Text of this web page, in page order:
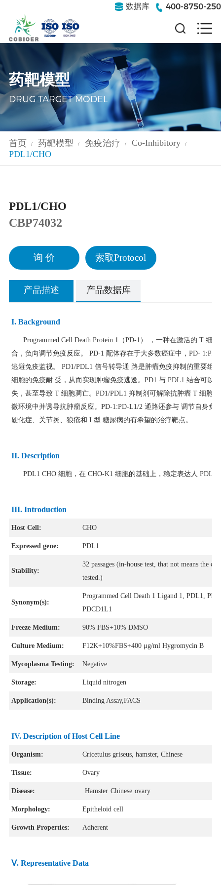
数据库 400-8750-250
药靶模型
DRUG TARGET MODEL
首页 / 药靶模型 / 免疫治疗 / Co-Inhibitory /
PDL1/CHO
PDL1/CHO
CBP74032
询 价 索取Protocol
产品描述 产品数据库
I. Background
Programmed Cell Death Protein 1（PD-1） ，一种在激活的 T 细
合，负向调节免疫反应。 PD-1 配体存在于大多数癌症中，PD-
逃避免疫监视。 PD1/PDL1 信号转导通 路是肿瘤免疫抑制的重要组
细胞的免疫耐 受，从而实现肿瘤免疫逃逸。PD1 与 PDL1 结合可以
失，甚至导致 T 细胞凋亡。PD1/PDL1 抑制剂可解除抗肿瘤 T 细胞
微环境中并诱导抗肿瘤反应。PD-1:PD-L1/2 通路还参与 调节自身免
硬化症、关节炎、狼疮和 I 型 糖尿病的有希望的治疗靶点。
II. Description
PDL1 CHO 细胞，在 CHO-K1 细胞的基础上，稳定表达人 PDL1
III. Introduction
Host Cell: CHO
Expressed gene: PDL1
Stability:
32 passages (in-house test, that not means the
tested.)
Synonym(s):
Programmed Cell Death 1 Ligand 1, PDL1,
PDCD1L1
Freeze Medium: 90% FBS+10% DMSO
Culture Medium: F12K+10%FBS+400 μg/ml Hygromycin B
Mycoplasma Testing: Negative
Storage: Liquid nitrogen
Application(s): Binding Assay,FACS
IV. Description of Host Cell Line
Organism: Cricetulus griseus, hamster, Chinese
Tissue: Ovary
Disease: Hamster Chinese ovary
Morphology: Epitheloid cell
Growth Properties: Adherent
Ⅴ. Representative Data